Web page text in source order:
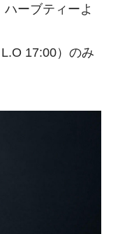
ーブティーよ
17:00）のみ